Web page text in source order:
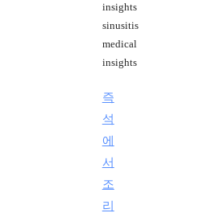
insights
sinusitis
medical
insights
즉
석
에
서
조
리